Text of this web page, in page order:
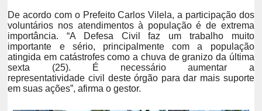
De acordo com o Prefeito Carlos Vilela, a participação dos
voluntários nos atendimentos à população é de extrema
importância. “A Defesa Civil faz um trabalho muito
importante e sério, principalmente com a população
atingida em catástrofes como a chuva de granizo da última
sexta (25). É necessário aumentar a
representatividade civil deste órgão para dar mais suporte
em suas ações”, afirma o gestor.